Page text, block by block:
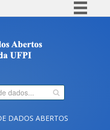
Comunica BR
Participe
Legislação
DADOS ABERTOS